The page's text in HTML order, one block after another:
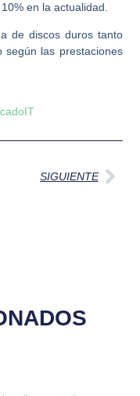
en la actualidad.
de discos duros tanto
según las prestaciones
SIGUIENTE